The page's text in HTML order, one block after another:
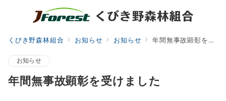
くびき野森林組合 お知らせ お知らせ 年間無事故顕彰を受けました
お知らせ
年間無事故顕彰を受けました